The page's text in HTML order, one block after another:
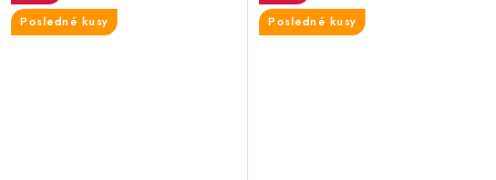
Posledné kusy
Posledné kusy